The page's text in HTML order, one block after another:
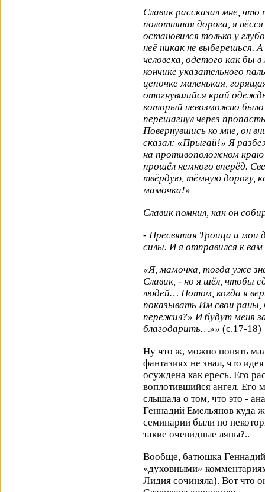
Славик рассказал мне,
полотняная дорога, я
остановился только у
неё никак не выберешься.
человека, одетого как
кончике указательного
цепочке маленькая,
отогнувшийся край
который невозможно
перешагнул через
Повернувшись ко мне, он
сказал: «Прыгай!» Я
на противоположном
прошёл немного вперёд.
твёрдую, тёмную дорогу,
мамочка!»
Славик помнил, как он
- Пресвятая Троица и мои
силы. И я отправился к
«Я, мамочка, тогда уже
Славик, - но я шёл, чтобы
людей… Потом, когда я
показывать Им свои
пережил?» И будут меня
благодарить…»» (с.17-18)
Ну что ж, можно понять
фантазиях не знал, что
осуждена как ересь. Его
воплотившийся ангел. Его
слышала о том, что это -
Геннадий Емельянов куда
семинарии были по
такие очевидные ляпы?..
Вообще, батюшка
«духовными»
Лидия сочиняла). Вот что